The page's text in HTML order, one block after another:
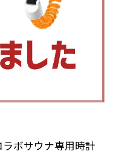
ボサウナ専用時計